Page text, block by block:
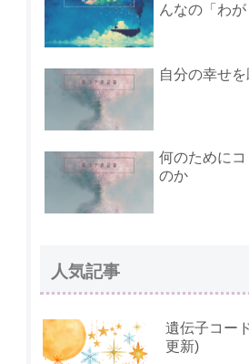
んなの「わが
自分の幸せ
何のために
のか
人気記事
遺伝子コー
更新)